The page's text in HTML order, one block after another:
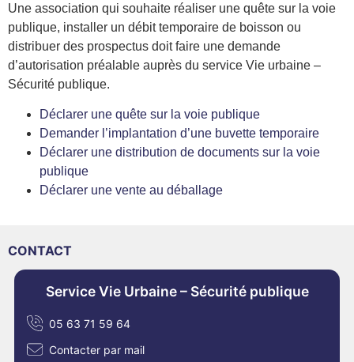
Une association qui souhaite réaliser une quête sur la voie
publique, installer un débit temporaire de boisson ou
distribuer des prospectus doit faire une demande
d’autorisation préalable auprès du service Vie urbaine –
Sécurité publique.
Déclarer une quête sur la voie publique
Demander l’implantation d’une buvette temporaire
Déclarer une distribution de documents sur la voie
publique
Déclarer une vente au déballage
CONTACT
Service Vie Urbaine – Sécurité publique
05 63 71 59 64
Contacter par mail